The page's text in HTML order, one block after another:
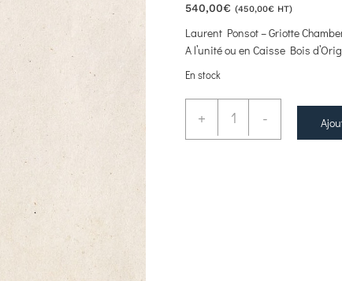
540,00€ (450,00€ HT)
Laurent Ponsot – Griotte
A l’unité ou en Caisse Bois
En stock
+ -